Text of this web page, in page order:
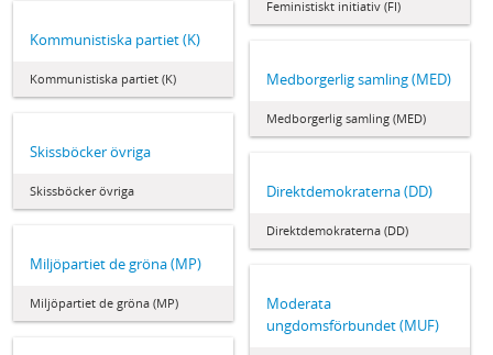
Feministiskt initiativ (FI)
Kommunistiska partiet (K)
Kommunistiska partiet (K) Medborgerlig samling (MED)
Medborgerlig samling (MED)
Skissböcker övriga
Skissböcker övriga Direktdemokraterna (DD)
Direktdemokraterna (DD)
Miljöpartiet de gröna (MP)
Miljöpartiet de gröna (MP)
Moderata
ungdomsförbundet (MUF)